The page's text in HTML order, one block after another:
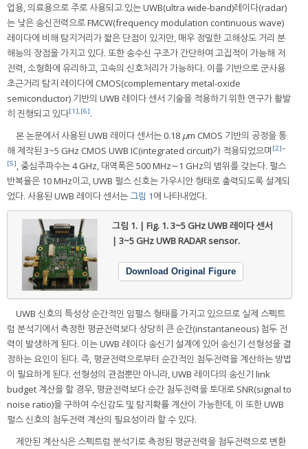
업용, 의료용으로 주로 사용되고 있는 UWB(ultra wide-band)레이다(radar)
는 낮은 송신전력으로 FMCW(frequency modulation continuous wave)
레이다에 비해 탐지거리가 짧은 단점이 있지만, 매우 정밀한 고해상도 거리 분
해능의 장점을 가지고 있다. 또한 송수신 구조가 간단하여 고집적이 가능해 저
전력, 소형화에 유리하고, 고속의 신호처리가 가능하다. 이를 기반으로 군사용
초근거리 탐지 레이다에 CMOS(complementary metal-oxide
semiconductor) 기반의 UWB 레이다 센서 기술을 적용하기 위한 연구가 활발
히 진행되고 있다[1],[6].
본 논문에서 사용된 UWB 레이다 센서는 0.18 μm CMOS 기반의 공정을 통
해 제작된 3~5 GHz CMOS UWB IC(integrated circuit)가 적용되었으며 [2]~
[5], 중심주파수는 4 GHz, 대역폭은 500 MHz∼1 GHz의 범위를 갖는다. 펄스
반복율은 10 MHz이고, UWB 펄스 신호는 가우시안 형태로 출력되도록 설계되
었다. 사용된 UWB 레이다 센서는그림 1에 나타내었다.
그림 1. | Fig. 1.3~5 GHz UWB 레이다 센서
| 3~5 GHz UWB RADAR sensor.
Download Original Figure
UWB 신호의 특성상 순간적인 임펄스 형태를 가지고 있으므로 실제 스펙트
럼 분석기에서 측정한 평균전력보다 상당히 큰 순간(instantaneous) 첨두 전
력이 발생하게 된다. 이는 UWB 레이다 송신기 설계에 있어 송신기 선형성을 결
정하는 요인이 된다. 즉, 평균전력으로부터 순간적인 첨두전력을 계산하는 방법
이 필요하게 된다. 선형성의 관점뿐만 아니라, UWB 레이다의 송신기 link
budget 계산을 할 경우, 평균전력보다 순간 첨두전력을 토대로 SNR(signal to
noise ratio)을 구하여 수신감도 및 탐지확률 계산이 가능한데, 이 또한 UWB
펄스 신호의 첨두전력 계산의 필요성이라 할 수 있다.
제안된 계산식은 스펙트럼 분석기로 측정된 평균전력을 첨두전력으로 변환